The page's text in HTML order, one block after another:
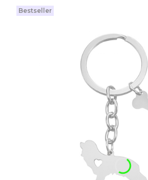
Bestseller